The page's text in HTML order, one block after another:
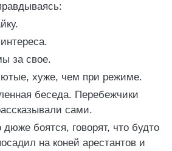
за свое.
хуже, чем при режиме.
беседа. Перебежчики
сами.
боятся, говорят, что будто
на коней арестантов и